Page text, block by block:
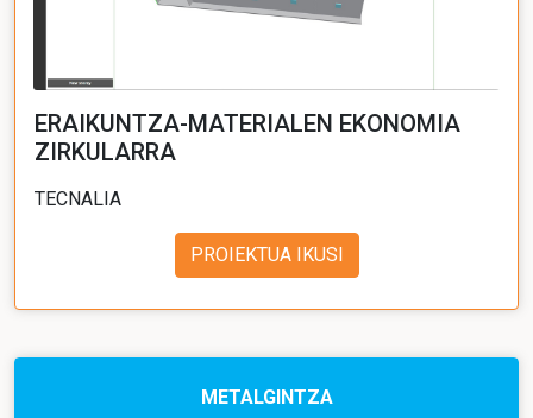
ERAIKUNTZA-MATERIALEN EKONOMIA
ZIRKULARRA
TECNALIA
PROIEKTUA IKUSI
METALGINTZA